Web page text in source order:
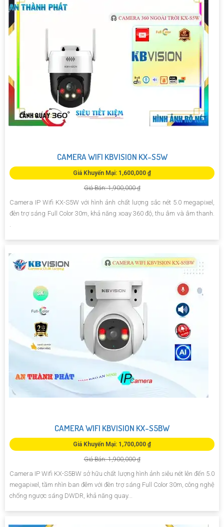
CAMERA WIFI KBVISION KX-S5W
Giá Khuyến Mại: 1,600,000 ₫
Giá Bán: 1,900,000 ₫
Camera IP Wifi KX-S5W với hình ảnh chất lượng sắc nét 5.0 megapixel,
đèn trợ sáng Full Color 30m, khả năng xoay 360 độ, thu âm và âm thanh.
CAMERA WIFI KBVISION KX-S5BW
Giá Khuyến Mại: 1,700,000 ₫
Giá Bán: 1,900,000 ₫
Camera IP Wifi KX-S5BW sở hữu chất lượng hình ảnh siêu nét lên đến 5.0
megapixel, tầm nhìn ban đêm với đèn trợ sáng Full Color 30m, công nghệ
chống ngược sáng DWDR, khả năng quay...